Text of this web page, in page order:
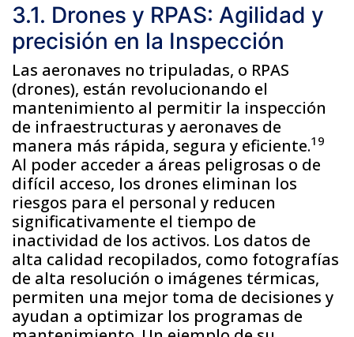
3.1. Drones y RPAS: Agilidad y
precisión en la Inspección
Las aeronaves no tripuladas, o RPAS
(drones), están revolucionando el
mantenimiento al permitir la inspección
de infraestructuras y aeronaves de
manera más rápida, segura y eficiente.19
Al poder acceder a áreas peligrosas o de
difícil acceso, los drones eliminan los
riesgos para el personal y reducen
significativamente el tiempo de
inactividad de los activos. Los datos de
alta calidad recopilados, como fotografías
de alta resolución o imágenes térmicas,
permiten una mejor toma de decisiones y
ayudan a optimizar los programas de